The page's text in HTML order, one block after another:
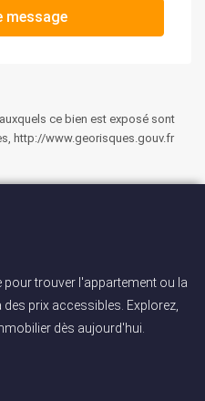
message
ce bien est exposé sont
http://www.georisques.gouv.fr
pour trouver l'appartement ou la
prix accessibles. Explorez,
dès aujourd'hui.